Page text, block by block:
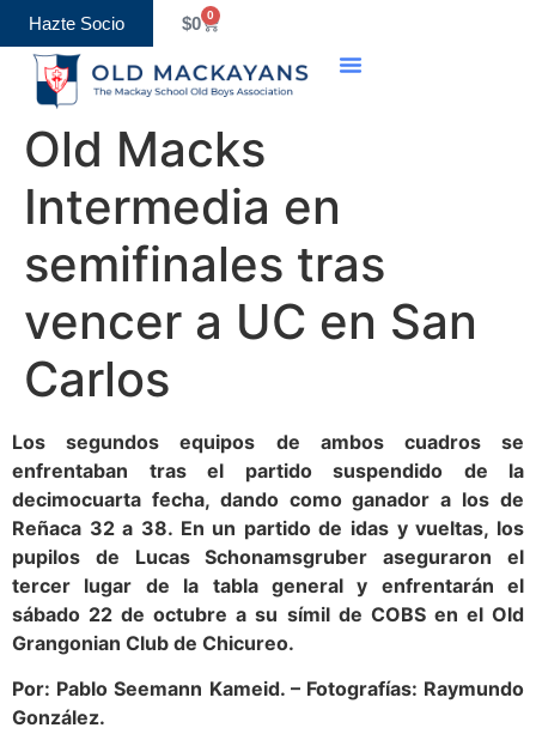
Hazte Socio $0 0
Old Macks
Intermedia en
semifinales tras
vencer a UC en San
Carlos
Los segundos equipos de ambos cuadros se
enfrentaban tras el partido suspendido de la
decimocuarta fecha, dando como ganador a los de
Reñaca 32 a 38. En un partido de idas y vueltas, los
pupilos de Lucas Schonamsgruber aseguraron el
tercer lugar de la tabla general y enfrentarán el
sábado 22 de octubre a su símil de COBS en el Old
Grangonian Club de Chicureo.
Por: Pablo Seemann Kameid. – Fotografías: Raymundo
González.